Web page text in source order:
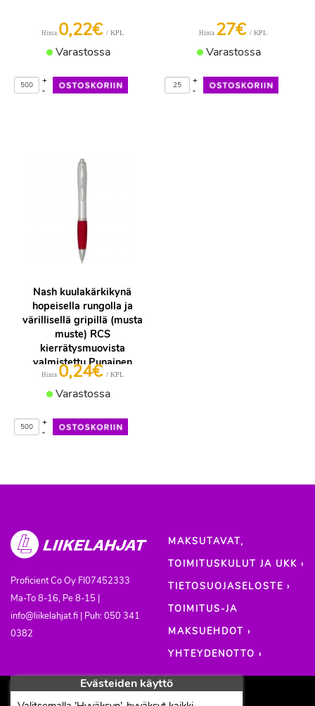
Hinta 0,22€ / KPL
Varastossa
-
+
Hinta 27€ / KPL
Varastossa
-
+
Nash kuulakärkikynä
hopeisella rungolla ja
värillisellä gripillä (musta
muste) RCS
kierrätysmuovista
valmistettu Punainen
Hinta0,24€/ KPL
Varastossa
-
+
Proficient Co Oy FI07452333
Ma-To 8-16, Pe 8-15 |
info@liikelahjat.fi | Puh: 050 341
0382
MAKSUTAVAT,
TOIMITUSKULUT JA UKK ›
TIETOSUOJASELOSTE ›
TOIMITUS-JA
MAKSUEHDOT ›
YHTEYDENOTTO ›
Evästeiden käyttö